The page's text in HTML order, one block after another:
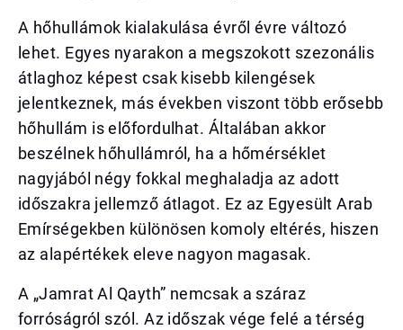
A hőhullámok kialakulása évről évre változó
lehet. Egyes nyarakon a megszokott szezonális
átlaghoz képest csak kisebb kilengések
jelentkeznek, más években viszont több erősebb
hőhullám is előfordulhat. Általában akkor
beszélnek hőhullámról, ha a hőmérséklet
nagyjából négy fokkal meghaladja az adott
időszakra jellemző átlagot. Ez az Egyesült Arab
Emírségekben különösen komoly eltérés, hiszen
az alapértékek eleve nagyon magasak.
A „Jamrat Al Qayth” nemcsak a száraz
forróságról szól. Az időszak vége felé a térség